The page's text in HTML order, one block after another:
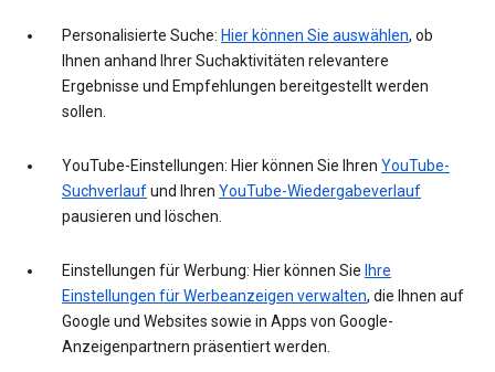
Personalisierte Suche: Hier können Sie auswählen, ob
Ihnen anhand Ihrer Suchaktivitäten relevantere
Ergebnisse und Empfehlungen bereitgestellt werden
sollen.
YouTube-Einstellungen: Hier können Sie Ihren YouTube-
Suchverlaufund Ihren YouTube-Wiedergabeverlauf
pausieren und löschen.
Einstellungen für Werbung: Hier können Sie Ihre
Einstellungen für Werbeanzeigen verwalten, die Ihnen auf
Google und Websites sowie in Apps von Google-
Anzeigenpartnern präsentiert werden.